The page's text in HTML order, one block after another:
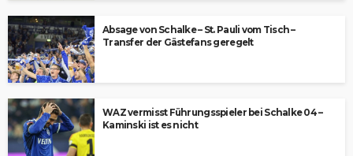
Absage von Schalke – St. Pauli vom Tisch –
Transfer der Gästefans geregelt
WAZ vermisst Führungsspieler bei Schalke 04 –
Kaminski ist es nicht